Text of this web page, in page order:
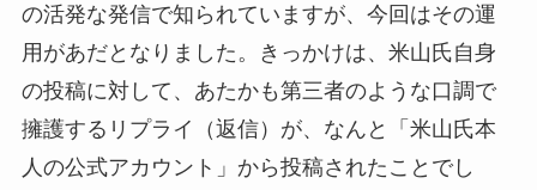
の活発な発信で知られていますが、今回はその運
用があだとなりました。きっかけは、米山氏自身
の投稿に対して、あたかも第三者のような口調で
擁護するリプライ（返信）が、なんと「米山氏本
人の公式アカウント」から投稿されたことでし